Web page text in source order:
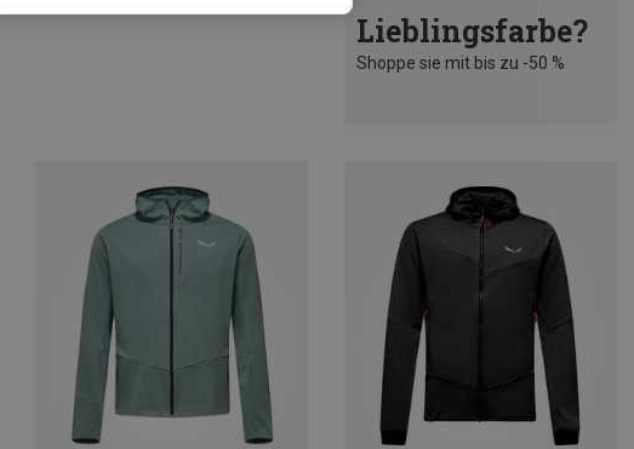
Lieblingsfarbe?
Shoppe sie mit bis zu -50 %